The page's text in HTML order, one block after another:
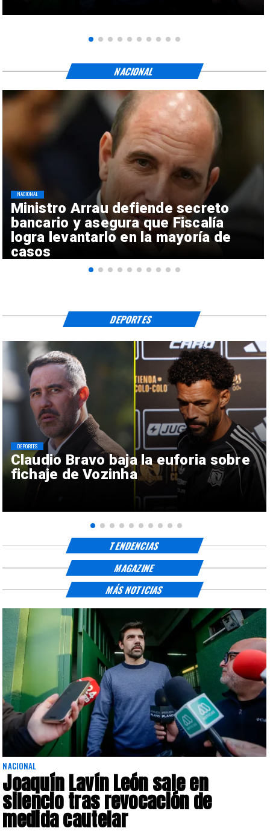
Ministro Arrau defiende secreto
bancario y asegura que Fiscalía
logra levantarlo en la mayoría de
casos
NACIONAL
NACIONAL
Claudio Bravo baja la euforia sobre
fichaje de Vozinha
DEPORTES
DEPORTES
TENDENCIAS
MAGAZINE
NACIONAL
Joaquín Lavín León sale en
silencio tras revocación de
medida cautelar
MÁS NOTICIAS